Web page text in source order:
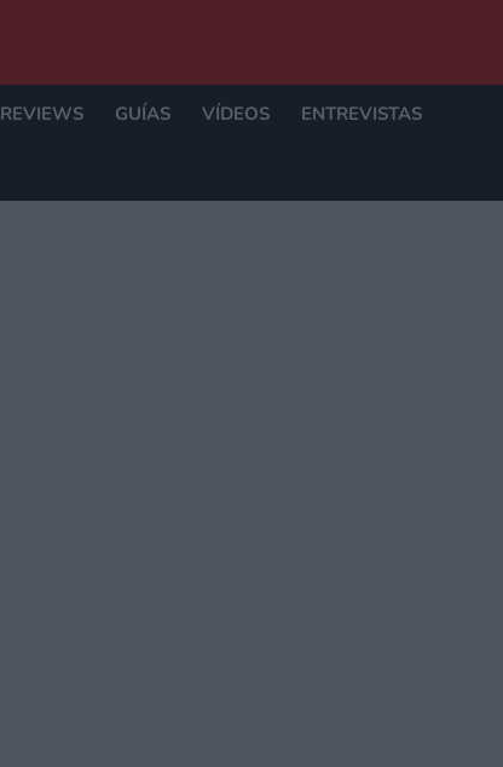
REVIEWS GUÍAS VÍDEOS ENTREVISTAS